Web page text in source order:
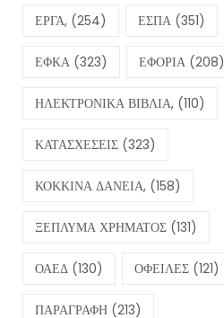
ΕΡΓΑ, (254) ΕΣΠΑ (351)
ΕΦΚΑ (323) ΕΦΟΡΙΑ (208)
ΗΛΕΚΤΡΟΝΙΚΑ ΒΙΒΛΙΑ, (110)
ΚΑΤΑΣΧΕΣΕΙΣ (323)
ΚΟΚΚΙΝΑ ΔΑΝΕΙΑ, (158)
ΞΕΠΛΥΜΑ ΧΡΗΜΑΤΟΣ (131)
ΟΑΕΔ (130) ΟΦΕΙΛΕΣ (121)
ΠΑΡΑΓΡΑΦΗ (213)